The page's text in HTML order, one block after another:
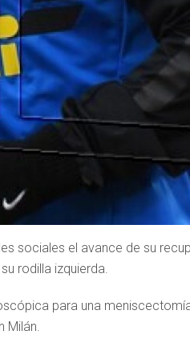
sociales el avance de su
rodilla izquierda.
para una
Milán.